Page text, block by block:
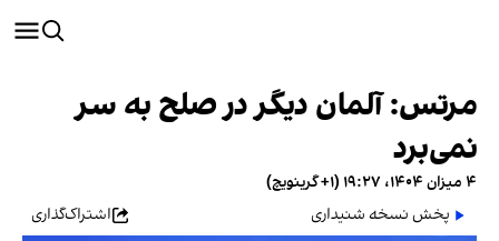
مرتس: آلمان دیگر در صلح به سر
نمی‌برد
۴ میزان ۱۴۰۴، ۱۹:۲۷ (‎+۱ گرینویچ)
پخش نسخه شنیداری
اشتراک‌گذاری